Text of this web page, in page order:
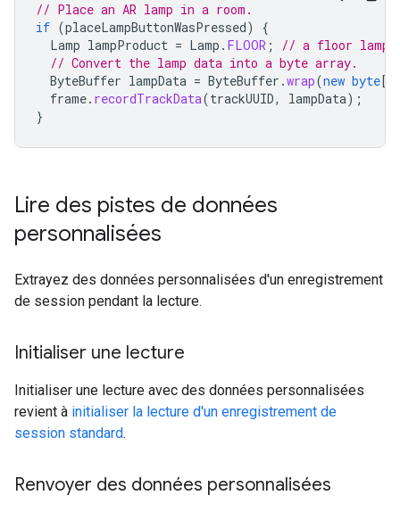
// Place an AR lamp in a room.
if (placeLampButtonWasPressed)
{
Lamp lampProduct = Lamp . FLOOR ;
// a floor lamp
// Convert the lamp data into a byte array.
ByteBuffer lampData = ByteBuffer .wrap(new byte[]
frame. recordTrackData(trackUUID, lampData);
}
Lire des pistes de données
personnalisées
Extrayez des données personnalisées d'un enregistrement
de session pendant la lecture.
Initialiser une lecture
Initialiser une lecture avec des données personnalisées
revient à initialiser la lecture d'un enregistrement de
session standard.
Renvoyer des données personnalisées